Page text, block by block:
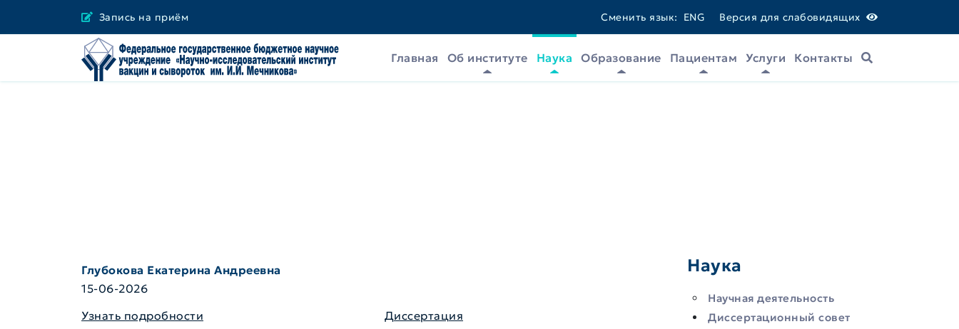
Запись на приём Сменить язык: ENG Версия для слабовидящих
Главная Об институте Наука Образование Пациентам Услуги Контакты
Поиск
Глубокова Екатерина Андреевна
15-06-2026
Узнать подробности
Диссертация
Наука
Научная деятельность
Диссертационный совет